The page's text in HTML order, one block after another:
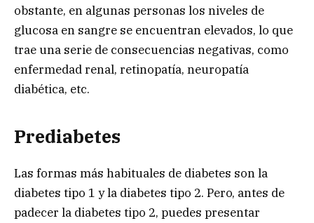
obstante, en algunas personas los niveles de
glucosa en sangre se encuentran elevados, lo que
trae una serie de consecuencias negativas, como
enfermedad renal, retinopatía, neuropatía
diabética, etc.
Prediabetes
Las formas más habituales de diabetes son la
diabetes tipo 1 y la diabetes tipo 2. Pero, antes de
padecer la diabetes tipo 2, puedes presentar